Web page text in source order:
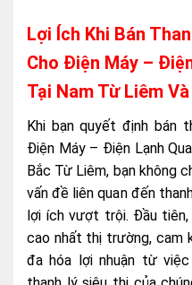
Lợi Ích Khi Bán
Cho Điện Máy –
Tại Nam Từ Liêm
Khi bạn quyết định bán
Điện Máy – Điện Lạnh
Bắc Từ Liêm, bạn không
vấn đề liên quan đến
lợi ích vượt trội. Đầu
cao nhất thị trường, cam
đa hóa lợi nhuận từ